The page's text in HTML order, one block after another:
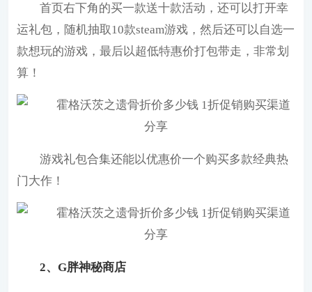
首页右下角的买一款送十款活动，还可以打开幸
运礼包，随机抽取10款steam游戏，然后还可以自选一
款想玩的游戏，最后以超低特惠价打包带走，非常划
算！
游戏礼包合集还能以优惠价一个购买多款经典热
门大作！
2、G胖神秘商店